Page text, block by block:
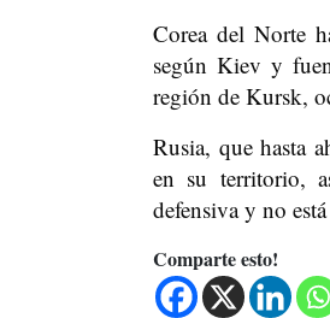
Corea del Norte
según Kiev y
región de Kursk,
Rusia, que hasta
en su territorio,
defensiva y no
Comparte esto!